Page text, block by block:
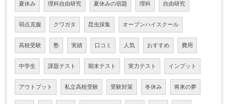
夏休み 理科自由研究 夏休みの宿題 理科 自由研究
弱点克服 クワガタ 昆虫採集 オープンハイスクール
高校受験 塾 実績 口コミ 人気 おすすめ 費用
中学生 課題テスト 期末テスト 実力テスト インプット
アウトプット 私立高校受験 受験対策 冬休み 将来の夢